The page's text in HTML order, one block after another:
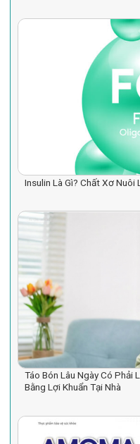
Insulin Là Gì? Chất Xơ Nuôi
Táo Bón Lâu Ngày Có Phải
Bằng Lợi Khuẩn Tại Nhà